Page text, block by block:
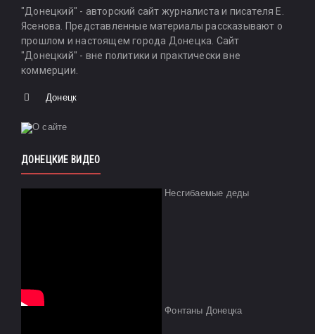
"Донецкий" - авторский сайт журналиста и писателя Е.
Ясенова. Представленные материалы рассказывают о
прошлом и настоящем города Донецка. Сайт
"Донецкий" - вне политики и практически вне
коммерции.
Донецк
ДОНЕЦКИЕ ВИДЕО
Несгибаемые деды
Фонтаны Донецка